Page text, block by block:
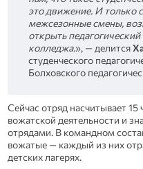
это движение. И только
межсезонные смены,
открыть
колледжа.», — делится
студенческого
Болховского
Сейчас отряд насчитывает 15
вожатской деятельности и
отрядами. В командном
вожатые — каждый из них
детских лагерях.